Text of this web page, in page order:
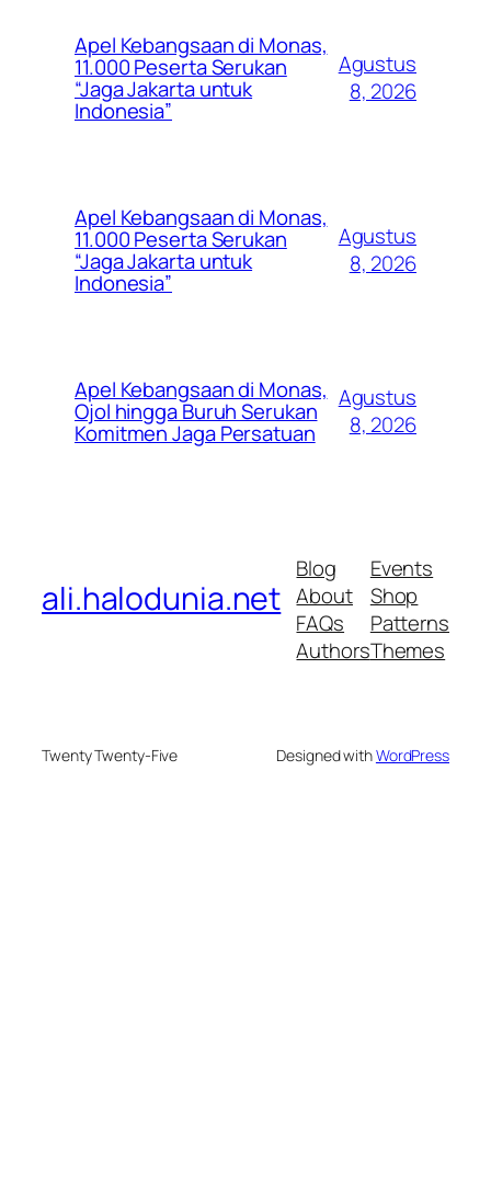
Apel Kebangsaan di Monas,
11.000 Peserta Serukan
“Jaga Jakarta untuk
Indonesia”
Agustus
8, 2026
Apel Kebangsaan di Monas,
11.000 Peserta Serukan
“Jaga Jakarta untuk
Indonesia”
Agustus
8, 2026
Apel Kebangsaan di Monas,
Ojol hingga Buruh Serukan
Komitmen Jaga Persatuan
Agustus
8, 2026
ali.halodunia.net
Blog
About
FAQs
Authors
Events
Shop
Patterns
Themes
Twenty Twenty-Five Designed withWordPress